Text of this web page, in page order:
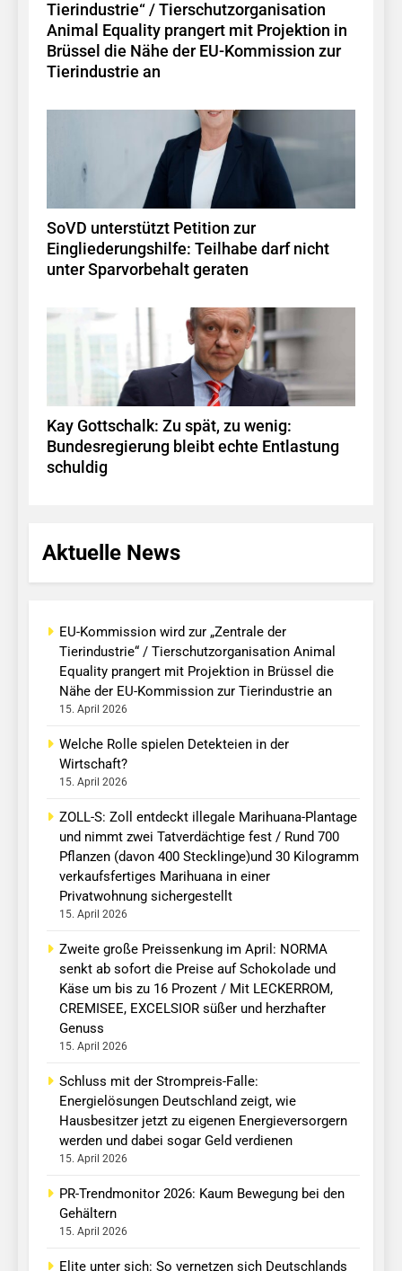
Tierindustrie“ / Tierschutzorganisation
Animal Equality prangert mit Projektion in
Brüssel die Nähe der EU-Kommission zur
Tierindustrie an
SoVD unterstützt Petition zur
Eingliederungshilfe: Teilhabe darf nicht
unter Sparvorbehalt geraten
Kay Gottschalk: Zu spät, zu wenig:
Bundesregierung bleibt echte Entlastung
schuldig
Aktuelle News
EU-Kommission wird zur „Zentrale der
Tierindustrie“ / Tierschutzorganisation Animal
Equality prangert mit Projektion in Brüssel die
Nähe der EU-Kommission zur Tierindustrie an
15. April 2026
Welche Rolle spielen Detekteien in der
Wirtschaft?
15. April 2026
ZOLL-S: Zoll entdeckt illegale Marihuana-Plantage
und nimmt zwei Tatverdächtige fest / Rund 700
Pflanzen (davon 400 Stecklinge)und 30 Kilogramm
verkaufsfertiges Marihuana in einer
Privatwohnung sichergestellt
15. April 2026
Zweite große Preissenkung im April: NORMA
senkt ab sofort die Preise auf Schokolade und
Käse um bis zu 16 Prozent / Mit LECKERROM,
CREMISEE, EXCELSIOR süßer und herzhafter
Genuss
15. April 2026
Schluss mit der Strompreis-Falle:
Energielösungen Deutschland zeigt, wie
Hausbesitzer jetzt zu eigenen Energieversorgern
werden und dabei sogar Geld verdienen
15. April 2026
PR-Trendmonitor 2026: Kaum Bewegung bei den
Gehältern
15. April 2026
Elite unter sich: So vernetzen sich Deutschlands